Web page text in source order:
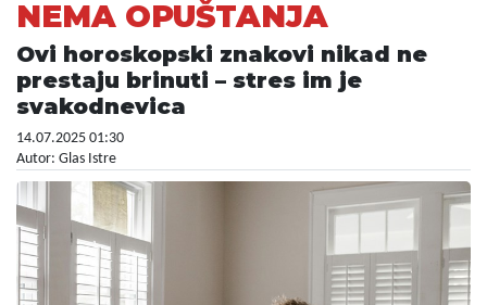
NEMA OPUŠTANJA
Ovi horoskopski znakovi nikad ne
prestaju brinuti – stres im je
svakodnevica
14.07.2025 01:30
Autor: Glas Istre